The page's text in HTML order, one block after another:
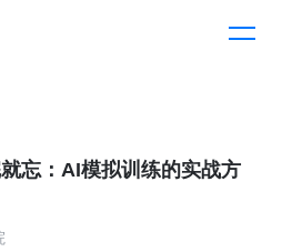
忘：AI模拟训练的实战方